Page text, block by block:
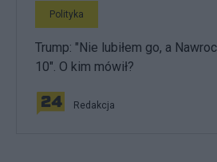
Polityka
Trump: "Nie lubiłem go, a
10". O kim mówił?
Redakcja